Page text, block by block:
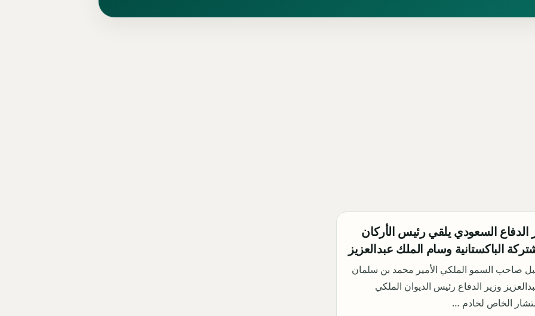
الدفاع السعودي يلقي رئيس الأركان
الباكستانية وسام الملك عبدالعزيز
صاحب السمو الملكي الأمير محمد بن سلمان
وزير الدفاع رئيس الديوان الملكي
الخاص لخادم …